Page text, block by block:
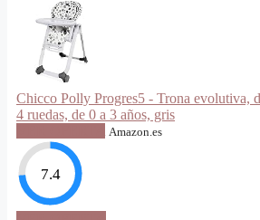
Chicco Polly Progres5 - Trona evolutiva,
4 ruedas, de 0 a 3 años, gris
Amazon.es
7.4